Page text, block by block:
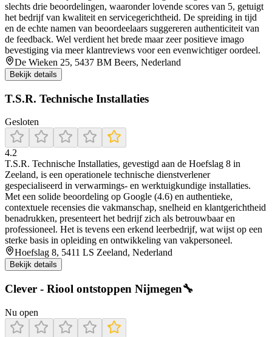
slechts drie beoordelingen, waaronder lovende scores van 5, getuigt
het bedrijf van kwaliteit en servicegerichtheid. De spreiding in tijd
en de echte namen van beoordeelaars suggereren authenticiteit van
de feedback. Wel verdient het brede maar zeer positieve imago
bevestiging via meer klantreviews voor een evenwichtiger oordeel.
De Wieken 25, 5437 BM Beers, Nederland
Bekijk details
T.S.R. Technische Installaties
Gesloten
4.2
T.S.R. Technische Installaties, gevestigd aan de Hoefslag 8 in
Zeeland, is een operationele technische dienstverlener
gespecialiseerd in verwarmings- en werktuigkundige installaties.
Met een solide beoordeling op Google (4.6) en authentieke,
contextuele recensies die vakmanschap, snelheid en klantgerichtheid
benadrukken, presenteert het bedrijf zich als betrouwbaar en
professioneel. Het is tevens een erkend leerbedrijf, wat wijst op een
sterke basis in opleiding en ontwikkeling van vakpersoneel.
Hoefslag 8, 5411 LS Zeeland, Nederland
Bekijk details
Clever - Riool ontstoppen Nijmegen🔧
Nu open